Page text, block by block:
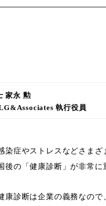
家永 勲
執行役員
染症やストレスなどさまざ
後の「健康診断」が非常に
康診断は企業の義務なの